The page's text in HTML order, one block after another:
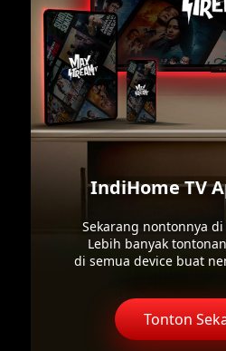
IndiHome TV
Sekarang nontonnya di
Lebih banyak
di semua device buat
Tonton